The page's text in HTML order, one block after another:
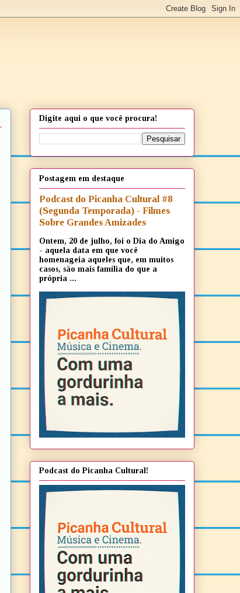
Digite aqui o que você procura!
Postagem em destaque
Podcast do Picanha Cultural #8
(Segunda Temporada) - Filmes
Sobre Grandes Amizades
Ontem, 20 de julho, foi o Dia do Amigo
- aquela data em que você
homenageia aqueles que, em muitos
casos, são mais família do que a
própria ...
Podcast do Picanha Cultural!